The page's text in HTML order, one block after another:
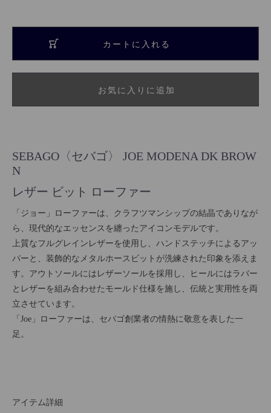
カートに入れる
お気に入りに追加
SEBAGO〈セバゴ〉 JOE MODENA DK BROW
N
レザー ビット ローファー
「ジョー」ローファーは、クラフツマンシップの結晶でありなが
ら、現代的なエッセンスを纏ったアイコンモデルです。
上質なフルグレインレザーを使用し、ハンドステッチによるアッ
パーと、装飾的なメタルホースビットが洗練された印象を添えま
す。アウトソールにはレザーソールを採用し、ヒールにはラバー
とレザーを組み合わせたモールド仕様を施し、伝統と実用性を両
立させています。
「Joe」ローファーは、セバゴ創業者の情熱に敬意を表した一
足。
アイテム詳細